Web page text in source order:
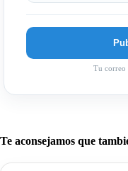
Tu correo
Te aconsejamos que